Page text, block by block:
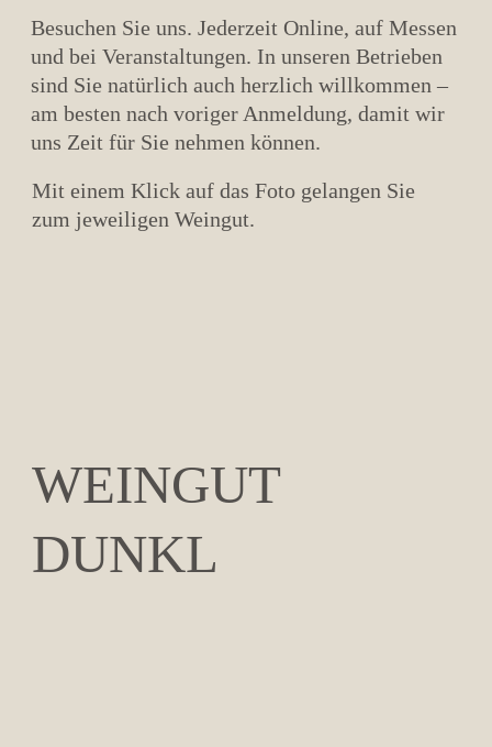
Besuchen Sie uns. Jederzeit Online, auf Messen
und bei Veranstaltungen. In unseren Betrieben
sind Sie natürlich auch herzlich willkommen –
am besten nach voriger Anmeldung, damit wir
uns Zeit für Sie nehmen können.
Mit einem Klick auf das Foto gelangen Sie
zum jeweiligen Weingut.
WEINGUT
DUNKL